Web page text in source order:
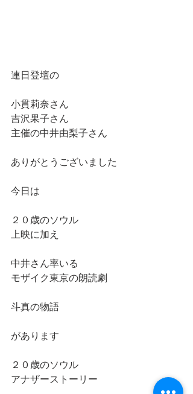
連日登壇の
小貫莉奈さん
吉沢果子さん
主催の中井由梨子さん
ありがとうございました
今日は
２０歳のソウル
上映に加え
中井さん率いる
モザイク東京の朗読劇
斗真の物語
があります
２０歳のソウル
アナザーストーリー